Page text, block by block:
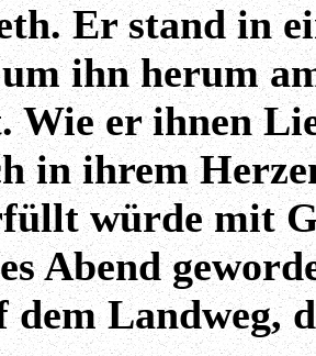
Er stand in
ihn herum
Wie er ihnen
in ihrem
würde mit
Abend
dem Landweg,